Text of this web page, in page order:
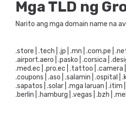
Mga TLD ng
Narito ang mga domain name na
.store | .tech | .jp | .mn | .com.pe |
.airport.aero | .pasko | .corsica |
.med.ec | .pro.ec | .tattoo | .camera |
.coupons | .aso | .salamin | .ospital |
.sapatos | .solar | .mga laruan | .itim |
.berlin | .hamburg | .vegas | .bzh |